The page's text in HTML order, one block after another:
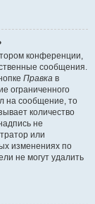
конференции,
сообщения.
Правка в
ограниченного
на сообщение, то
количество
не
или
изменениях по
не могут удалить